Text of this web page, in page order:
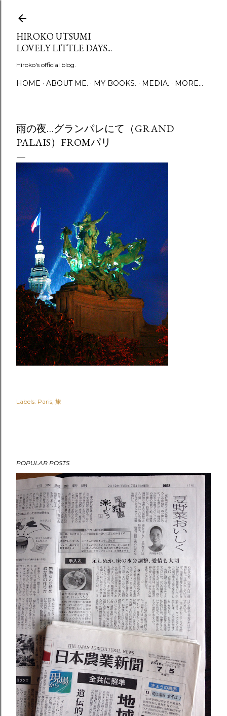
HIROKO UTSUMI
LOVELY LITTLE DAYS...
Hiroko's official blog.
HOME ABOUT ME. MY BOOKS. MEDIA. MORE…
雨の夜…グランパレにて（GRAND
PALAIS）FROMパリ
Labels: Paris 旅
POPULAR POSTS